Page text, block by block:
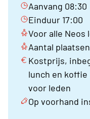
Aanvang 08:30
Einduur 17:00
Voor alle Neos
Aantal
Kostprijs,
lunch en koffie
voor leden
Op voorhand